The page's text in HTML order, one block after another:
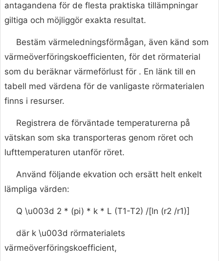
antagandena för de flesta praktiska tillämpningar
giltiga och möjliggör exakta resultat.
Bestäm värmeledningsförmågan, även känd som
värmeöverföringskoefficienten, för det rörmaterial
som du beräknar värmeförlust för . En länk till en
tabell med värdena för de vanligaste rörmaterialen
finns i resurser.
Registrera de förväntade temperaturerna på
vätskan som ska transporteras genom röret och
lufttemperaturen utanför röret.
Använd följande ekvation och ersätt helt enkelt
lämpliga värden:
Q \u003d 2 * (pi) * k * L (T1-T2) /[ln (r2 /r1)]
där k \u003d rörmaterialets
värmeöverföringskoefficient,